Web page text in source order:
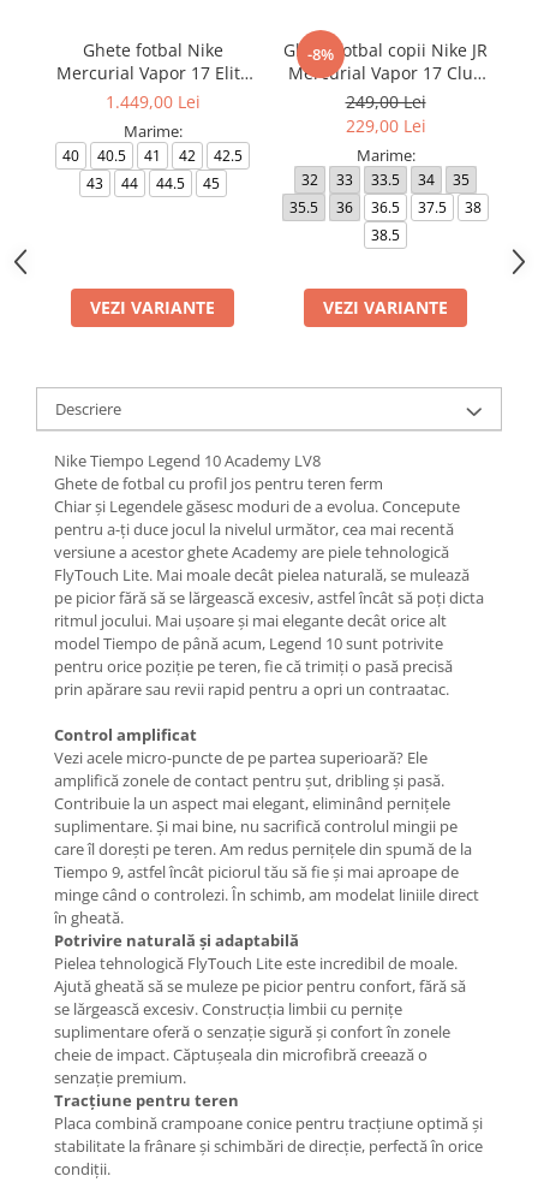
Ghete fotbal Nike
Mercurial Vapor 17 Elite
FG T Se
1.449,00 Lei
Marime:
40 40.5 41 42
42.5
43
44 44.5 45
VEZI VARIANTE
-8%
Ghete fotbal copii Nike JR
Mercurial Vapor 17 Club
FG/MG
249,00 Lei
229,00 Lei
Marime:
32 33 33.5 34
35
35.5
36 36.5 37.5
38
38.5
VEZI VARIANTE
Descriere
Nike Tiempo Legend 10 Academy LV8
Ghete de fotbal cu profil jos pentru teren ferm
Chiar și Legendele găsesc moduri de a evolua. Concepute
pentru a-ți duce jocul la nivelul următor, cea mai recentă
versiune a acestor ghete Academy are piele tehnologică
FlyTouch Lite. Mai moale decât pielea naturală, se mulează
pe picior fără să se lărgească excesiv, astfel încât să poți dicta
ritmul jocului. Mai ușoare și mai elegante decât orice alt
model Tiempo de până acum, Legend 10 sunt potrivite
pentru orice poziție pe teren, fie că trimiți o pasă precisă
prin apărare sau revii rapid pentru a opri un contraatac.
Control amplificat
Vezi acele micro-puncte de pe partea superioară? Ele
amplifică zonele de contact pentru șut, dribling și pasă.
Contribuie la un aspect mai elegant, eliminând pernițele
suplimentare. Și mai bine, nu sacrifică controlul mingii pe
care îl dorești pe teren. Am redus pernițele din spumă de la
Tiempo 9, astfel încât piciorul tău să fie și mai aproape de
minge când o controlezi. În schimb, am modelat liniile direct
în gheată.
Potrivire naturală și adaptabilă
Pielea tehnologică FlyTouch Lite este incredibil de moale.
Ajută gheată să se muleze pe picior pentru confort, fără să
se lărgească excesiv. Construcția limbii cu pernițe
suplimentare oferă o senzație sigură și confort în zonele
cheie de impact. Căptușeala din microfibră creează o
senzație premium.
Tracțiune pentru teren
Placa combină crampoane conice pentru tracțiune optimă și
stabilitate la frânare și schimbări de direcție, perfectă în orice
condiții.